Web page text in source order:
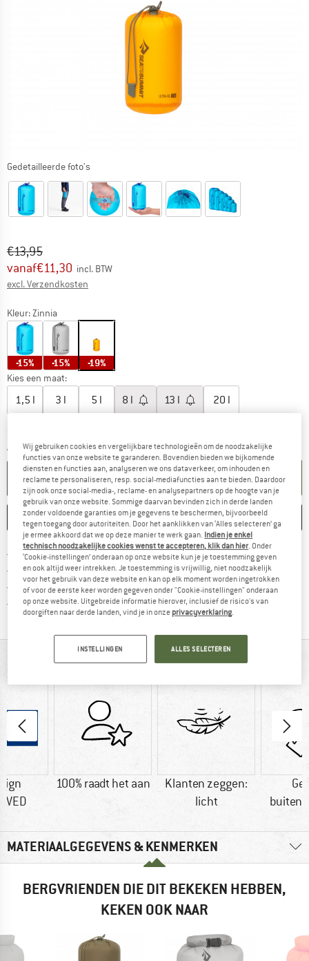
Gedetailleerde foto's
Oorspronkelijke prijs :
€13,95
Prijs:
vanaf€11,30 incl. BTW
excl. Verzendkosten
Kleur:Zinnia
-15% -15% -19%
Kies een maat:
1,5 l 3 l 5 l 8 l 13 l 20 l
Aantal:
IN DE WINKELMAND
ONTHOUDEN VERGELIJKEN
Gratis verzending vanaf € 69 (NL)Vind hier de
100 dagen bedenktijdVind de betalingsinformatie hier!
> 4.000.000 tevreden klanten
Alle artikelen in voorraad
IN EEN OOGOPSLAG
100% raadt het aan
Klanten zeggen:
licht
MATERIAALGEGEVENS & KENMERKEN
BERGVRIENDEN DIE DIT BEKEKEN HEBBEN,
KEKEN OOK NAAR
Wij gebruiken cookies en vergelijkbare technologieën om de noodzakelijke
functies van onze website te garanderen. Bovendien bieden we bijkomende
diensten en functies aan, analyseren we ons dataverkeer, om inhouden en
reclame te personaliseren, resp. social-mediafuncties aan te bieden. Daardoor
zijn ook onze social-media-, reclame- en analysepartners op de hoogte van je
gebruik van onze website. Sommige daarvan bevinden zich in derde landen
zonder voldoende garanties om je gegevens te beschermen, bijvoorbeeld
tegen toegang door autoriteiten. Door het aanklikken van ‘Alles selecteren’ ga
je ermee akkoord dat we op deze manier te werk gaan. Indien je enkel
technisch noodzakelijke cookies wenst te accepteren, klik dan hier. Onder
‘Cookie-instellingen’ onderaan op onze website kun je je toestemming geven
en ook altijd weer intrekken. Je toestemming is vrijwillig, niet noodzakelijk
voor het gebruik van deze website en kan op elk moment worden ingetrokken
of voor de eerste keer worden gegeven onder "Cookie-instellingen" onderaan
op onze website. Uitgebreide informatie hierover, inclusief de risico's van
doorgiften naar derde landen, vind je in onze privacyverklaring.
INSTELLINGEN ALLES SELECTEREN